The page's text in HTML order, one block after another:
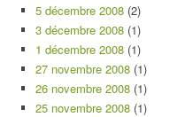
5 décembre 2008 (2)
3 décembre 2008 (1)
1 décembre 2008 (1)
27 novembre 2008 (1)
26 novembre 2008 (1)
25 novembre 2008 (1)